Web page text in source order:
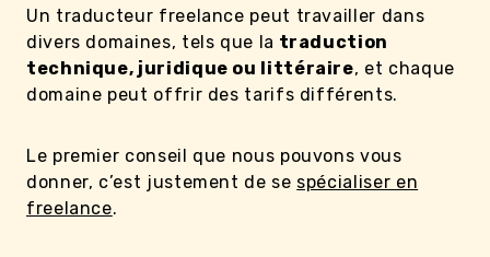
Un traducteur freelance peut travailler dans
divers domaines, tels que la traduction
technique, juridique ou littéraire, et chaque
domaine peut offrir des tarifs différents.
Le premier conseil que nous pouvons vous
donner, c’est justement de se spécialiser en
freelance.